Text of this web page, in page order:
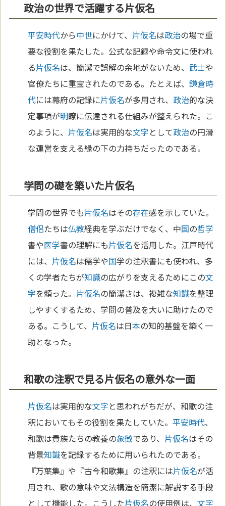
政治の世界で活躍する片仮名
平安時代から中世にかけて、 片仮名は政治の場で重
要な役割を果たした。公式な記録や命令文に使われ
る片仮名は、簡潔で誤解の余地がないため、 武士や
官僚たちに重宝されたのである。たとえば、鎌倉時
代には幕府の記録に片仮名が多用され、 政治的な決
定事項が明瞭に伝達される仕組みが整えられた。こ
のように、 片仮名は実用的な文字として政治の円滑
な運営を支える縁の下の力持ちだったのである。
学問の礎を築いた片仮名
学問の世界でも片仮名はその存在感を示していた。
僧侶たちは仏教経典を学ぶだけでなく、中国の哲学
書や医学書の理解にも片仮名を活用した。江戸時代
には、 片仮名は儒学や国学の注釈書にも使われ、多
くの学者たちが知識の広がりを支えるためにこの文
字を頼った。 片仮名の簡潔さは、複雑な知識を整理
しやすくするため、学問の普及を大いに助けたので
ある。こうして、 片仮名は日本の知的基盤を築く一
助となった。
和歌の注釈で見る片仮名の意外な一面
片仮名は実用的な文字と思われがちだが、和歌の注
釈においてもその役割を果たしていた。平安時代、
和歌は貴族たちの教養の象徴であり、 片仮名はその
背景知識を記録するために用いられたのである。
『万葉集』や『古今和歌集』の注釈には片仮名が活
用され、歌の意味や文法構造を簡潔に解説する手段
として機能した。こうした片仮名の使用例は、文字